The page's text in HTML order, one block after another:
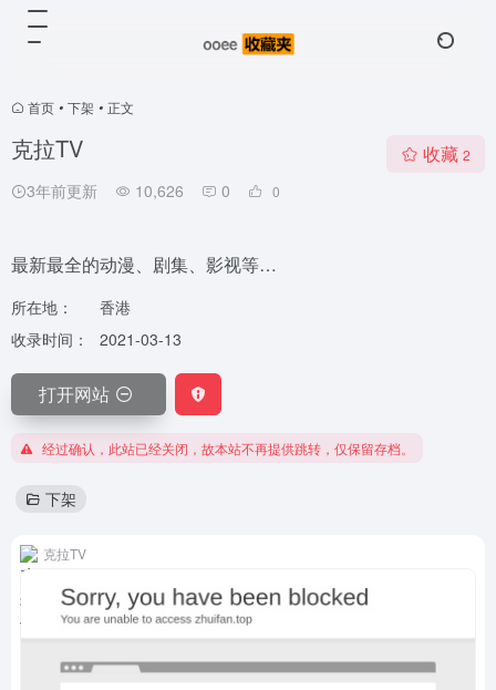
首页 • 下架 • 正文
克拉TV
3年前更新 10,626 0 0
收藏 2
最新最全的动漫、剧集、影视等…
所在地：
香港
收录时间：
2021-03-13
打开网站
经过确认，此站已经关闭，故本站不再提供跳转，仅保留存档。
下架
克拉TV